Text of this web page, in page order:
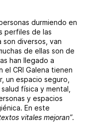
durmiendo en
perfiles de las
son diversos, van
de ellas son de
han llegado a
el CRI Galena tienen
un espacio seguro,
física y mental,
y espacios
En este
vitales mejoran”.